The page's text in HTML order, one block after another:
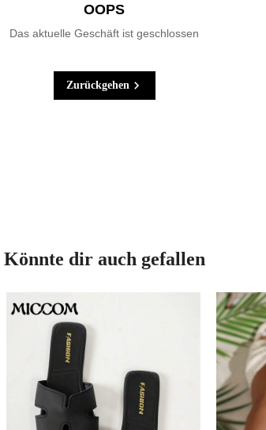
OOPS
Das aktuelle Geschäft ist geschlossen
Zurückgehen
Könnte dir auch gefallen